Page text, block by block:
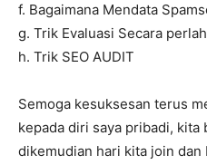
f. Bagaimana Mendata
g. Trik Evaluasi Secara
h. Trik SEO AUDIT
Semoga kesuksesan terus
kepada diri saya pribadi, kita
dikemudian hari kita join